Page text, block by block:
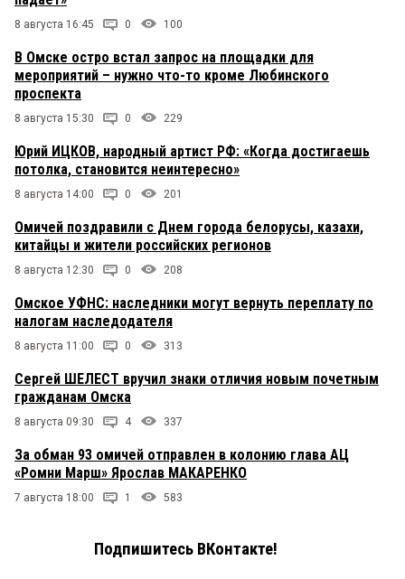
8 августа 16:45 0 100
В Омске остро встал запрос на площадки для
мероприятий – нужно что-то кроме Любинского
проспекта
8 августа 15:30 0 229
Юрий ИЦКОВ, народный артист РФ: «Когда достигаешь
потолка, становится неинтересно»
8 августа 14:00 0 201
Омичей поздравили с Днем города белорусы, казахи,
китайцы и жители российских регионов
8 августа 12:30 0 208
Омское УФНС: наследники могут вернуть переплату по
налогам наследодателя
8 августа 11:00 0 313
Сергей ШЕЛЕСТ вручил знаки отличия новым почетным
гражданам Омска
8 августа 09:30 4 337
За обман 93 омичей отправлен в колонию глава АЦ
«Ромни Марш» Ярослав МАКАРЕНКО
7 августа 18:00 1 583
Подпишитесь ВКонтакте!